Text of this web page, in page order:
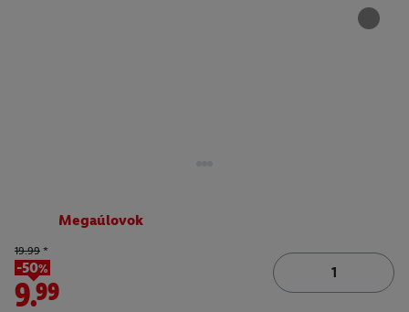
Megaúlovok
19.99 *
-50%
9.99